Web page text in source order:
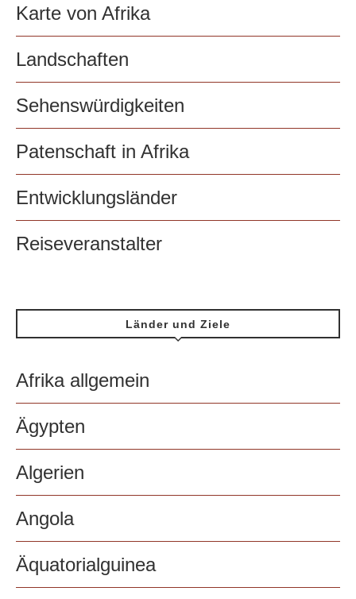
Karte von Afrika
Landschaften
Sehenswürdigkeiten
Patenschaft in Afrika
Entwicklungsländer
Reiseveranstalter
Länder und Ziele
Afrika allgemein
Ägypten
Algerien
Angola
Äquatorialguinea